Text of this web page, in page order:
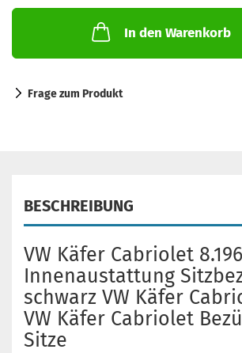
In den Warenkorb
Frage zum Produkt
BESCHREIBUNG
VW Käfer Cabriolet
Innenaustattung
schwarz VW Käfer
VW Käfer Cabriolet
Sitze